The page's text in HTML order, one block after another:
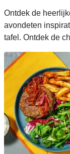
Ontdek de
avondeten
tafel. Ontdek de